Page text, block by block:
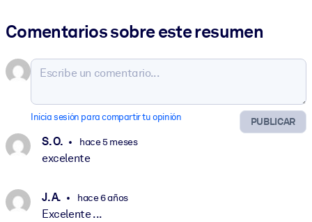
Comentarios sobre este resumen
PUBLICAR
Inicia sesión para compartir tu opinión
S. O. hace 5 meses
excelente
J. A. hace 6 años
Excelente ...